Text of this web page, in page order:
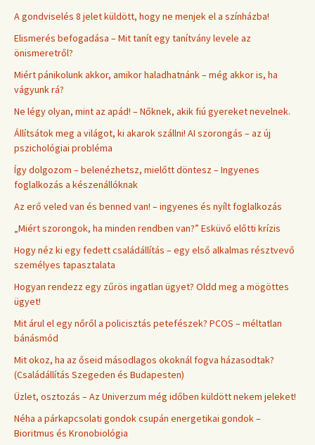
A gondviselés 8 jelet küldött, hogy ne menjek el a színházba!
Elismerés befogadása – Mit tanít egy tanítvány levele az
önismeretről?
Miért pánikolunk akkor, amikor haladhatnánk – még akkor is, ha
vágyunk rá?
Ne légy olyan, mint az apád! – Nőknek, akik fiú gyereket nevelnek.
Állítsátok meg a világot, ki akarok szállni! AI szorongás – az új
pszichológiai probléma
Így dolgozom – belenézhetsz, mielőtt döntesz – Ingyenes
foglalkozás a készenállóknak
Az erő veled van és benned van! – ingyenes és nyílt foglalkozás
„Miért szorongok, ha minden rendben van?” Esküvő előtti krízis
Hogy néz ki egy fedett családállítás – egy első alkalmas résztvevő
személyes tapasztalata
Hogyan rendezz egy zűrös ingatlan ügyet? Oldd meg a mögöttes
ügyet!
Mit árul el egy nőről a policisztás petefészek? PCOS – méltatlan
bánásmód
Mit okoz, ha az őseid másodlagos okoknál fogva házasodtak?
(Családállítás Szegeden és Budapesten)
Üzlet, osztozás – Az Univerzum még időben küldött nekem jeleket!
Néha a párkapcsolati gondok csupán energetikai gondok –
Bioritmus és Kronobiológia